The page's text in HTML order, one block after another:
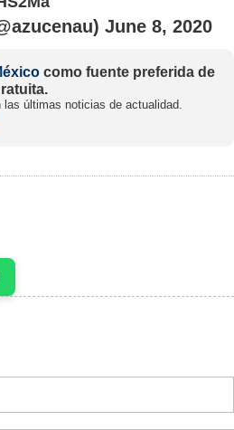
June 8, 2020
como fuente preferida de
últimas noticias de actualidad.